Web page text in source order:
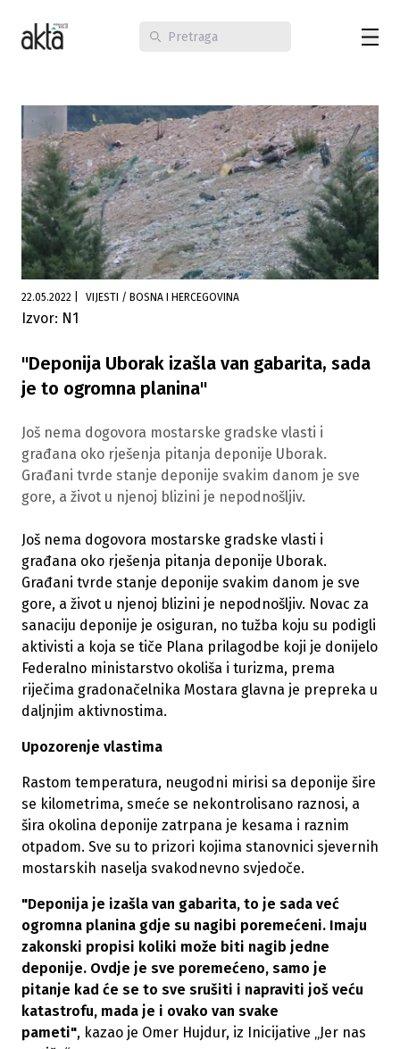
22.05.2022 VIJESTI / BOSNA I HERCEGOVINA
Izvor: N1
"Deponija Uborak izašla van gabarita, sada
je to ogromna planina"
Još nema dogovora mostarske gradske vlasti i
građana oko rješenja pitanja deponije Uborak.
Građani tvrde stanje deponije svakim danom je sve
gore, a život u njenoj blizini je nepodnošljiv.
Još nema dogovora mostarske gradske vlasti i
građana oko rješenja pitanja deponije Uborak.
Građani tvrde stanje deponije svakim danom je sve
gore, a život u njenoj blizini je nepodnošljiv. Novac za
sanaciju deponije je osiguran, no tužba koju su podigli
aktivisti a koja se tiče Plana prilagodbe koji je donijelo
Federalno ministarstvo okoliša i turizma, prema
riječima gradonačelnika Mostara glavna je prepreka u
daljnjim aktivnostima.
Upozorenje vlastima
Rastom temperatura, neugodni mirisi sa deponije šire
se kilometrima, smeće se nekontrolisano raznosi, a
šira okolina deponije zatrpana je kesama i raznim
otpadom. Sve su to prizori kojima stanovnici sjevernih
mostarskih naselja svakodnevno svjedoče.
"Deponija je izašla van gabarita, to je sada već
ogromna planina gdje su nagibi poremećeni. Imaju
zakonski propisi koliki može biti nagib jedne
deponije. Ovdje je sve poremećeno, samo je
pitanje kad će se to sve srušiti i napraviti još veću
katastrofu, mada je i ovako van svake
pameti", kazao je Omer Hujdur, iz Inicijative „Jer nas